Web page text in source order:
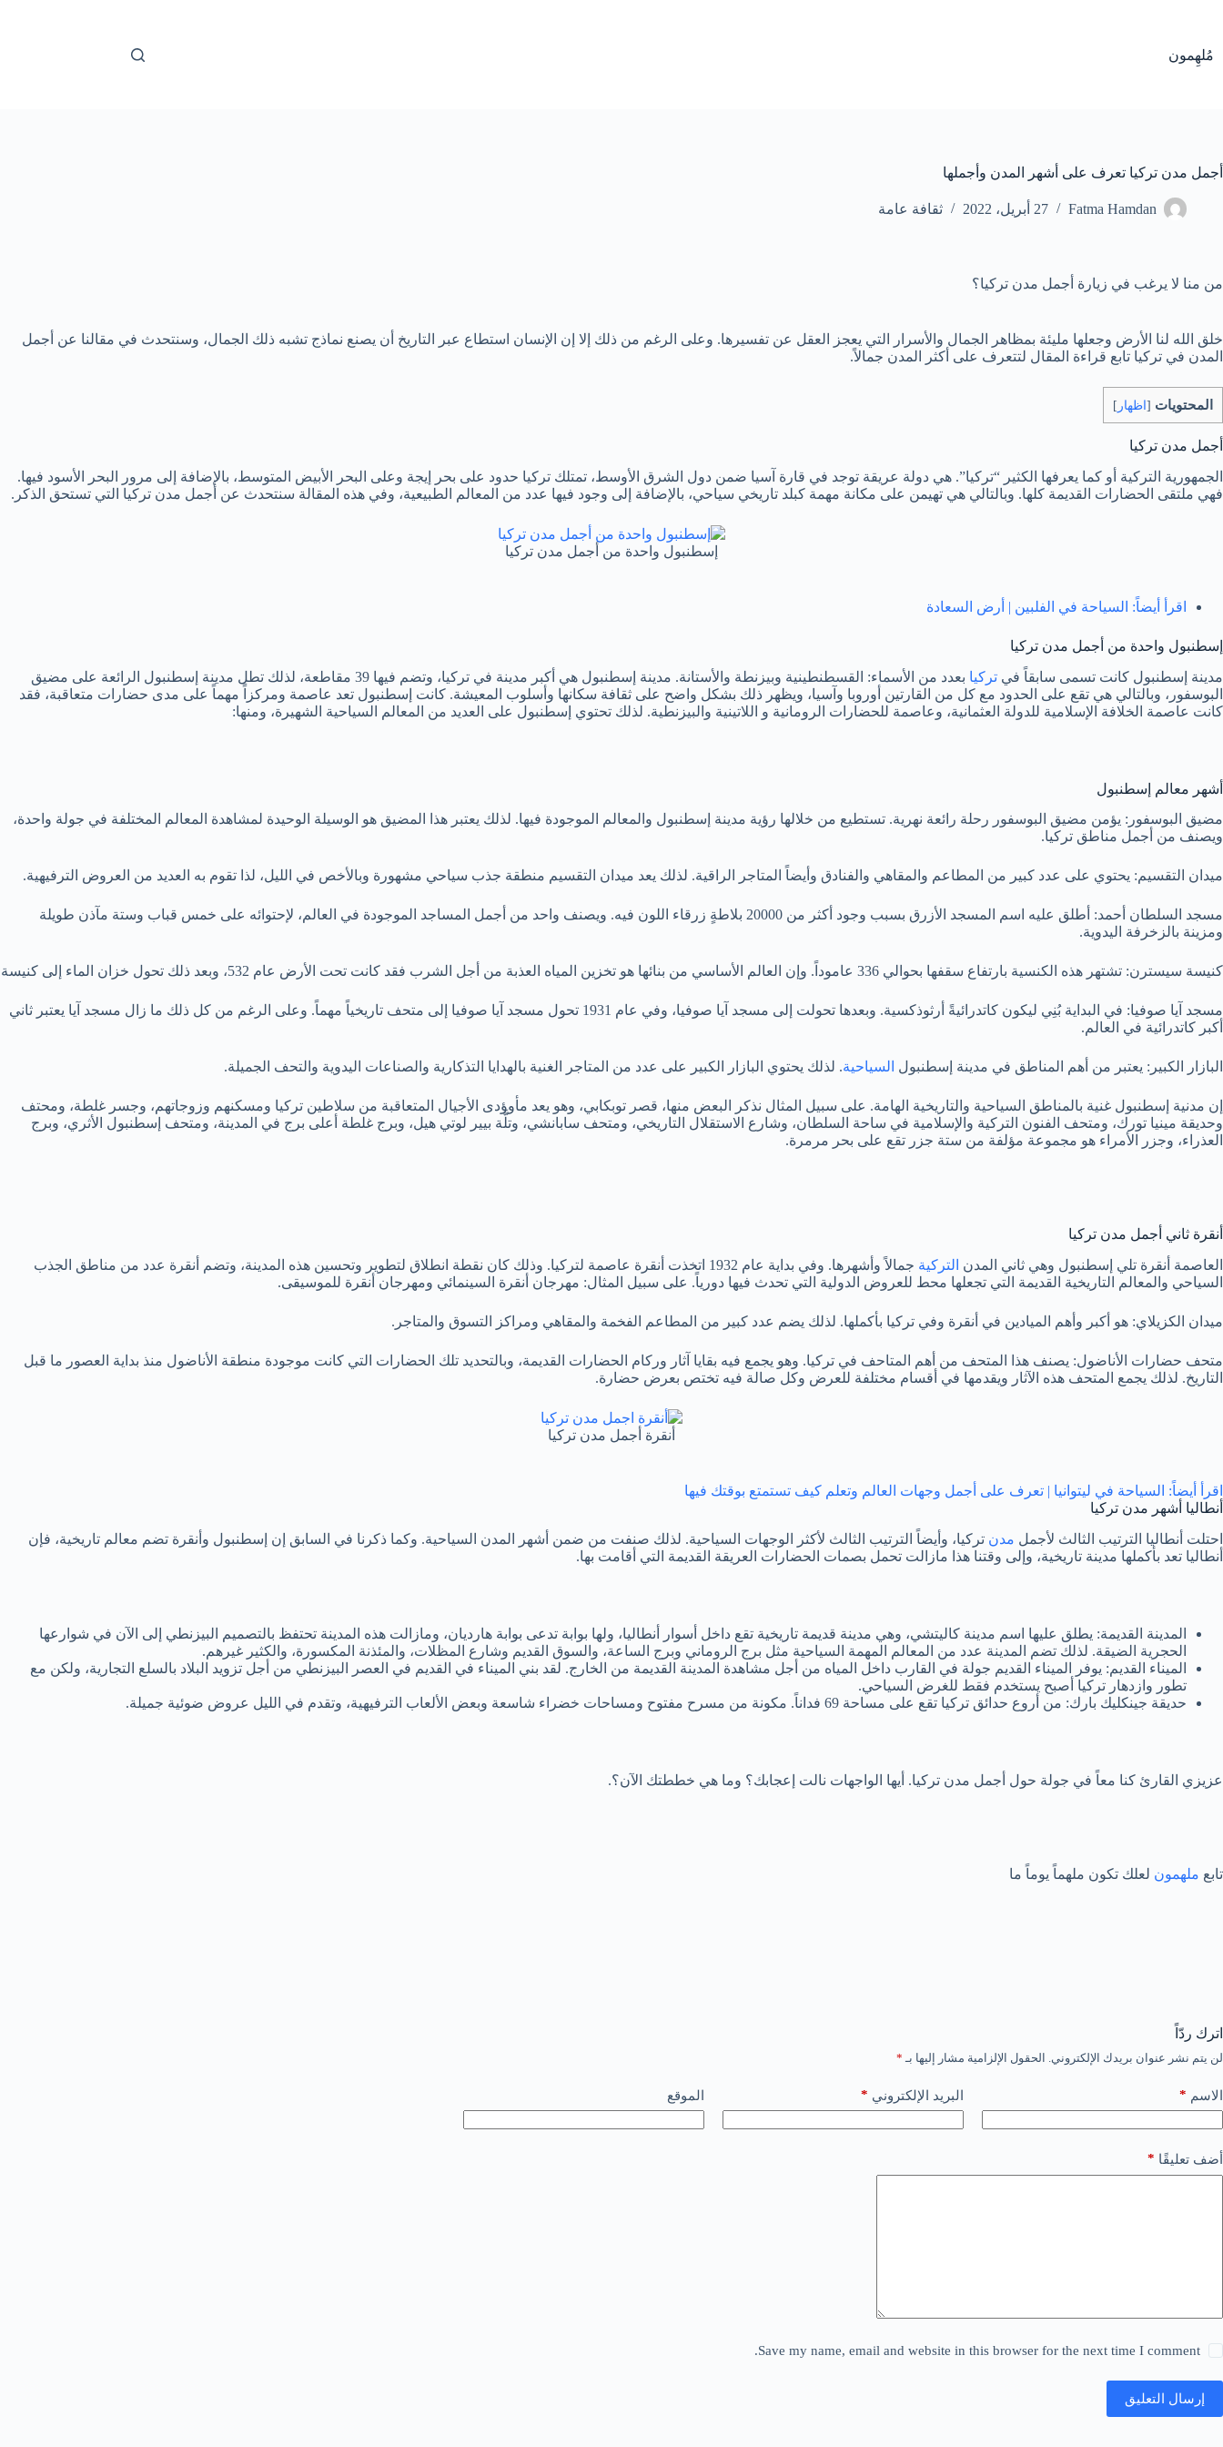
مُلهِمون
أجمل مدن تركيا تعرف على أشهر المدن وأجملها
Fatma Hamdan 27 أبريل، 2022 ثقافة عامة
من منا لا يرغب في زيارة أجمل مدن تركيا؟
خلق الله لنا الأرض وجعلها مليئة بمظاهر الجمال والأسرار التي يعجز العقل عن تفسيرها. وعلى الرغم من ذلك إلا إن الإنسان استطاع عبر التاريخ أن يصنع نماذج تشبه ذلك الجمال، وسنتحدث في مقالنا عن أجمل
المدن في تركيا تابع قراءة المقال لتتعرف على أكثر المدن جمالاً.
المحتويات [ اظهار ]
أجمل مدن تركيا
الجمهورية التركية أو كما يعرفها الكثير “تركيا”. هي دولة عريقة توجد في قارة آسيا ضمن دول الشرق الأوسط، تمتلك تركيا حدود على بحر إيجة وعلى البحر الأبيض المتوسط، بالإضافة إلى مرور البحر الأسود فيها.
فهي ملتقى الحضارات القديمة كلها. وبالتالي هي تهيمن على مكانة مهمة كبلد تاريخي سياحي، بالإضافة إلى وجود فيها عدد من المعالم الطبيعية، وفي هذه المقالة سنتحدث عن أجمل مدن تركيا التي تستحق الذكر.
إسطنبول واحدة من أجمل مدن تركيا
اقرأ أيضاً: السياحة في الفلبين | أرض السعادة
إسطنبول واحدة من أجمل مدن تركيا
مدينة إسطنبول كانت تسمى سابقاً في تركيا
بعدد من الأسماء: القسطنطينية وبيزنطة والأستانة. مدينة إسطنبول هي أكبر مدينة في تركيا، وتضم فيها 39 مقاطعة، لذلك تطل مدينة إسطنبول الرائعة على مضيق
البوسفور، وبالتالي هي تقع على الحدود مع كل من القارتين أوروبا وآسيا، ويظهر ذلك بشكل واضح على ثقافة سكانها وأسلوب المعيشة. كانت إسطنبول تعد عاصمة ومركزاً مهماً على مدى حضارات متعاقبة، فقد
كانت عاصمة الخلافة الإسلامية للدولة العثمانية، وعاصمة للحضارات الرومانية و اللاتينية والبيزنطية. لذلك تحتوي إسطنبول على العديد من المعالم السياحية الشهيرة، ومنها:
أشهر معالم إسطنبول
مضيق البوسفور: يؤمن مضيق البوسفور رحلة رائعة نهرية. تستطيع من خلالها رؤية مدينة إسطنبول والمعالم الموجودة فيها. لذلك يعتبر هذا المضيق هو الوسيلة الوحيدة لمشاهدة المعالم المختلفة في جولة واحدة،
ويصنف من أجمل مناطق تركيا.
ميدان التقسيم: يحتوي على عدد كبير من المطاعم والمقاهي والفنادق وأيضاً المتاجر الراقية. لذلك يعد ميدان التقسيم منطقة جذب سياحي مشهورة وبالأخص في الليل، لذا تقوم به العديد من العروض الترفيهية.
مسجد السلطان أحمد: أطلق عليه اسم المسجد الأزرق بسبب وجود أكثر من 20000 بلاطةٍ زرقاء اللون فيه. ويصنف واحد من أجمل المساجد الموجودة في العالم، لإحتوائه على خمس قباب وستة مآذن طويلة
ومزينة بالزخرفة اليدوية.
كنيسة سيسترن: تشتهر هذه الكنسية بارتفاع سقفها بحوالي 336 عاموداً. وإن العالم الأساسي من بنائها هو تخزين المياه العذبة من أجل الشرب فقد كانت تحت الأرض عام 532، وبعد ذلك تحول خزان الماء إلى كنيسة
مسجد آيا صوفيا: في البداية بُنِي ليكون كاتدرائيةً أرثوذكسية. وبعدها تحولت إلى مسجد آيا صوفيا، وفي عام 1931 تحول مسجد آيا صوفيا إلى متحف تاريخياً مهماً. وعلى الرغم من كل ذلك ما زال مسجد آيا يعتبر ثاني
أكبر كاتدرائية في العالم.
البازار الكبير: يعتبر من أهم المناطق في مدينة إسطنبول السياحية. لذلك يحتوي البازار الكبير على عدد من المتاجر الغنية بالهدايا التذكارية والصناعات اليدوية والتحف الجميلة.
إن مدنية إسطنبول غنية بالمناطق السياحية والتاريخية الهامة. على سبيل المثال نذكر البعض منها، قصر توبكابي، وهو يعد مأوؤدى الأجيال المتعاقبة من سلاطين تركيا ومسكنهم وزوجاتهم، وجسر غلطة، ومحتف
وحديقة مينيا تورك، ومتحف الفنون التركية والإسلامية في ساحة السلطان، وشارع الاستقلال التاريخي، ومتحف سابانشي، وتلَّة بيير لوتي هيل، وبرج غلطة أعلى برج في المدينة، ومتحف إسطنبول الأثري، وبرج
العذراء، وجزر الأمراء هو مجموعة مؤلفة من ستة جزر تقع على بحر مرمرة.
أنقرة ثاني أجمل مدن تركيا
العاصمة أنقرة تلي إسطنبول وهي ثاني المدن التركية
جمالاً وأشهرها. وفي بداية عام 1932 اتخذت أنقرة عاصمة لتركيا. وذلك كان نقطة انطلاق لتطوير وتحسين هذه المدينة، وتضم أنقرة عدد من مناطق الجذب
السياحي والمعالم التاريخية القديمة التي تجعلها محط للعروض الدولية التي تحدث فيها دورياً. على سبيل المثال: مهرجان أنقرة السينمائي ومهرجان أنقرة للموسيقى.
ميدان الكزيلاي: هو أكبر وأهم الميادين في أنقرة وفي تركيا بأكملها. لذلك يضم عدد كبير من المطاعم الفخمة والمقاهي ومراكز التسوق والمتاجر.
متحف حضارات الأناضول: يصنف هذا المتحف من أهم المتاحف في تركيا. وهو يجمع فيه بقايا آثار وركام الحضارات القديمة، وبالتحديد تلك الحضارات التي كانت موجودة منطقة الأناضول منذ بداية العصور ما قبل
التاريخ. لذلك يجمع المتحف هذه الآثار ويقدمها في أقسام مختلفة للعرض وكل صالة فيه تختص بعرض حضارة.
أنقرة أجمل مدن تركيا
اقرأ أيضاً: السياحة في ليتوانيا | تعرف على أجمل وجهات العالم وتعلم كيف تستمتع بوقتك فيها
أنطاليا أشهر مدن تركيا
احتلت أنطاليا الترتيب الثالث لأجمل مدن تركيا، وأيضاً الترتيب الثالث لأكثر الوجهات السياحية. لذلك صنفت من ضمن أشهر المدن السياحية. وكما ذكرنا في السابق إن إسطنبول وأنقرة تضم معالم تاريخية، فإن
أنطاليا تعد بأكملها مدينة تاريخية، وإلى وقتنا هذا مازالت تحمل بصمات الحضارات العريقة القديمة التي أقامت بها.
المدينة القديمة: يطلق عليها اسم مدينة كاليتشي، وهي مدينة قديمة تاريخية تقع داخل أسوار أنطاليا، ولها بوابة تدعى بوابة هارديان، ومازالت هذه المدينة تحتفظ بالتصميم البيزنطي إلى الآن في شوارعها
الحجرية الضيقة. لذلك تضم المدينة عدد من المعالم المهمة السياحية مثل برج الروماني وبرج الساعة، والسوق القديم وشارع المظلات، والمئذنة المكسورة، والكثير غيرهم.
الميناء القديم: يوفر الميناء القديم جولة في القارب داخل المياه من أجل مشاهدة المدينة القديمة من الخارج. لقد بني الميناء في القديم في العصر البيزنطي من أجل تزويد البلاد بالسلع التجارية، ولكن مع
تطور وازدهار تركيا أصبح يستخدم فقط للغرض السياحي.
حديقة جينكليك بارك: من أروع حدائق تركيا تقع على مساحة 69 فداناً. مكونة من مسرح مفتوح ومساحات خضراء شاسعة وبعض الألعاب الترفيهية، وتقدم في الليل عروض ضوئية جميلة.
عزيزي القارئ كنا معاً في جولة حول أجمل مدن تركيا. أيها الواجهات نالت إعجابك؟ وما هي خططتك الآن؟.
تابع ملهمون لعلك تكون ملهماً يوماً ما
اترك ردّاً
لن يتم نشر عنوان بريدك الإلكتروني. الحقول الإلزامية مشار إليها بـ *
الاسم * البريد الإلكتروني * الموقع
أضف تعليقًا *
Save my name, email and website in this browser for the next time I comment.
إرسال التعليق